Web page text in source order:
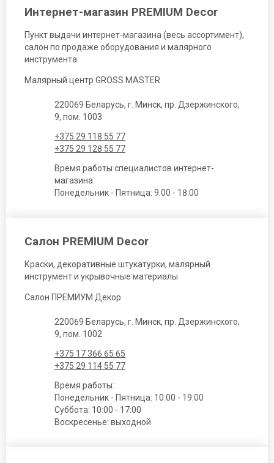
Интернет-магазин PREMIUM Decor
Пункт выдачи интернет-магазина (весь ассортимент),
салон по продаже оборудования и малярного
инструмента:
Малярный центр GROSS MASTER
220069 Беларусь, г. Минск, пр. Дзержинского,
9, пом. 1003
+375 29 118 55 77
+375 29 128 55 77
Время работы специалистов интернет-
магазина:
Понедельник - Пятница: 9.00 - 18:00
Салон PREMIUM Decor
Краски, декоративные штукатурки, малярный
инструмент и укрывочные материалы
Салон ПРЕМИУМ Декор
220069 Беларусь, г. Минск, пр. Дзержинского,
9, пом. 1002
+375 17 366 65 65
+375 29 114 55 77
Время работы:
Понедельник - Пятница: 10:00 - 19:00
Суббота: 10:00 - 17:00
Воскресенье: выходной